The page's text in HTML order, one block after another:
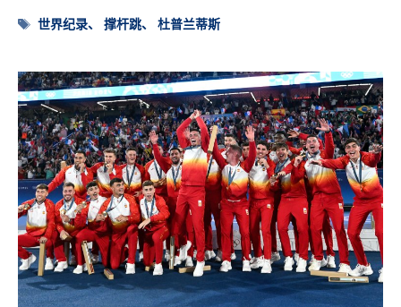
标
世界纪录、撑杆跳、杜普兰蒂斯